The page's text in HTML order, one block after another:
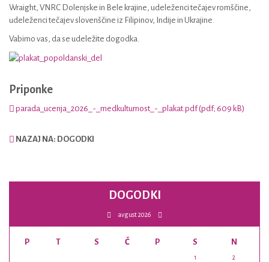
Wraight, VNRC Dolenjske in Bele krajine, udeleženci tečajev romščine,
udeleženci tečajev slovenščine iz Filipinov, Indije in Ukrajine.
Vabimo vas, da se udeležite dogodka.
Priponke
parada_ucenja_2026_-_medkulturnost_-_plakat.pdf (pdf; 609 kB)
NAZAJ NA: DOGODKI
DOGODKI
avgust 2026
P T S Č P S N
1 2